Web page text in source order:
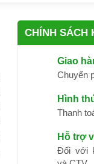
CHÍNH SÁCH
Giao
Chuyển
Hình
Thanh
Hỗ trợ
Đối với